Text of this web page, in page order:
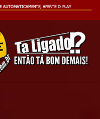
AUTOMATICAMENTE, APERTE O PLAY